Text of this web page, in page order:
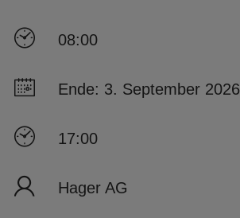
08:00
Ende: 3. September 2026
17:00
Hager AG